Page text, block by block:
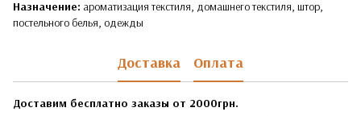
Назначение: ароматизация текстиля, домашнего текстиля, штор,
постельного белья, одежды
Доставка Оплата
Доставим бесплатно заказы от 2000грн.